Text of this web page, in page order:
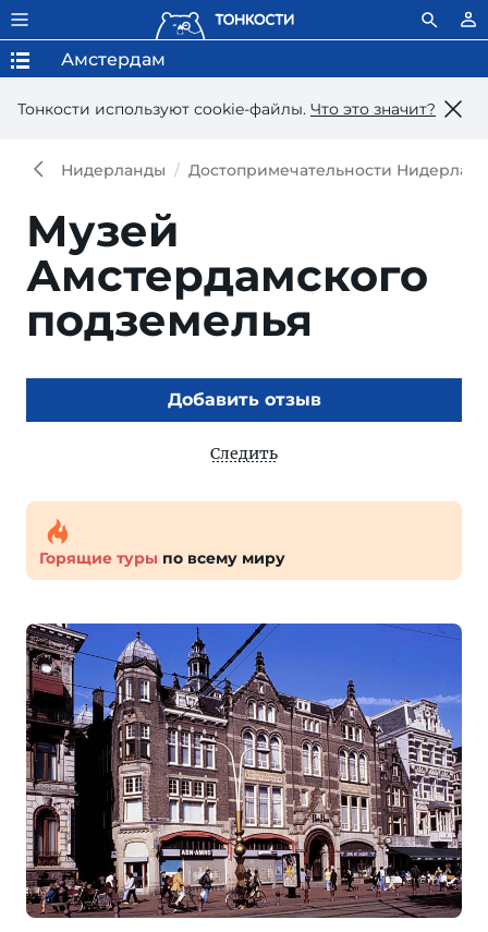
Тонкости используют сookie-файлы. Что это значит?
Амстердам
Нидерланды Достопримечательности
Музей
Амстердамского
подземелья
Добавить отзыв
Следить
Горящие туры по всему миру